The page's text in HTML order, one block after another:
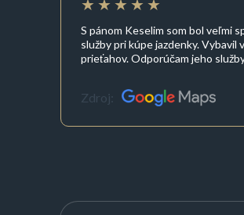
S pánom Keselim som bol veľmi
služby pri kúpe jazdenky. Vybavil
prieťahov. Odporúčam jeho
Zdroj: